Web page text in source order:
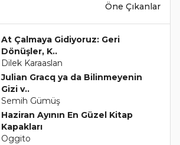
Öne Çıkanlar
At Çalmaya Gidiyoruz: Geri
Dönüşler, K..
Dilek Karaaslan
Julian Gracq ya da Bilinmeyenin
Gizi v..
Semih Gümüş
Haziran Ayının En Güzel Kitap
Kapakları
Oggito